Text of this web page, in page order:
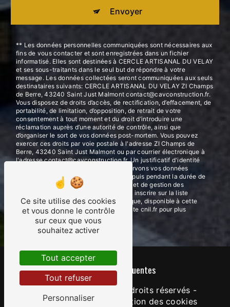
Envoyer
** Les données personnelles communiquées sont nécessaires aux
fins de vous contacter et sont enregistrées dans un fichier
informatisé. Elles sont destinées à CERCLE ARTISANAL DU VELAY
et ses sous-traitants dans le seul but de répondre à votre
message. Les données collectées seront communiquées aux seuls
destinataires suivants: CERCLE ARTISANAL DU VELAY ZI Champs
de Berre, 43240 Saint Just Malmont contact@cavconstruction.fr.
Vous disposez de droits d’accès, de rectification, d’effacement, de
portabilité, de limitation, d’opposition, de retrait de votre
consentement à tout moment et du droit d’introduire une
réclamation auprès d’une autorité de contrôle, ainsi que
d’organiser le sort de vos données post-mortem. Vous pouvez
exercer ces droits par voie postale à l'adresse ZI Champs de
Berre, 43240 Saint Just Malmont ou par courrier électronique à
l'adresse contact@cavconstruction.fr. Un justificatif d'identité
pourra vous être demandé. Nous conservons vos données
pendant la période de prise de contact puis pendant la durée de
prescription légale aux fins probatoires et de gestion des
contentieux. Vous avez le droit de vous inscrire sur la liste
d'opposition au démarchage téléphonique, disponible à cette
adresse: Bloctel.gouv.fr. Consultez le site cnil.fr pour plus
d’informations sur vos droits.
Recherches fréquentes
- 2026 - Tous droits réservés -
Mentions légales
Gestion des cookies
Ce site utilise des cookies
et vous donne le contrôle
sur ceux que vous
souhaitez activer
Tout accepter
Tout refuser
Personnaliser